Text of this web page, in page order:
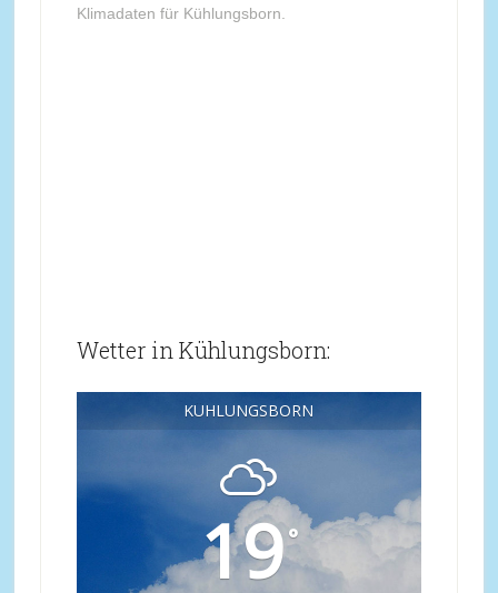
Klimadaten für Kühlungsborn.
Wetter in Kühlungsborn:
KÜHLUNGSBORN
19°